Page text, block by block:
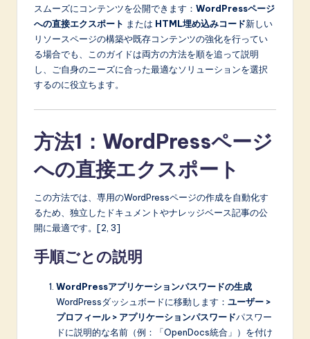
スムーズにコンテンツを公開できます： WordPressページ
への直接エクスポート または HTML埋め込みコード新しい
リソースページの構築や既存コンテンツの強化を行ってい
る場合でも、このガイドは両方の方法を順を追って説明
し、ご自身のニーズに合った最適なソリューションを選択
するのに役立ちます。
方法1：WordPressページ
への直接エクスポート
この方法では、専用のWordPressページの作成を自動化す
るため、独立したドキュメントやナレッジベース記事の公
開に最適です。[2, 3]
手順ごとの説明
WordPressアプリケーションパスワードの生成
WordPressダッシュボードに移動します： ユーザー >
プロフィール > アプリケーションパスワードパスワー
ドに説明的な名前（例：「OpenDocs統合」）を付け